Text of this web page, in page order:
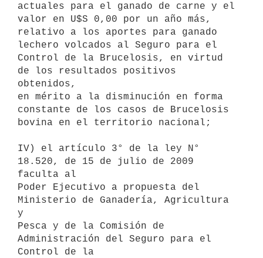
actuales para el ganado de carne y el
valor en U$S 0,00 por un año más,
relativo a los aportes para ganado
lechero volcados al Seguro para el
Control de la Brucelosis, en virtud
de los resultados positivos
obtenidos,
en mérito a la disminución en forma
constante de los casos de Brucelosis
bovina en el territorio nacional;
IV) el artículo 3° de la ley N°
18.520, de 15 de julio de 2009
faculta al
Poder Ejecutivo a propuesta del
Ministerio de Ganadería, Agricultura
y
Pesca y de la Comisión de
Administración del Seguro para el
Control de la